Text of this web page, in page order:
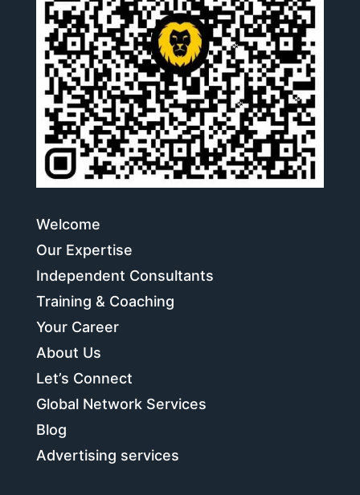
Welcome
Our Expertise
Independent Consultants
Training & Coaching
Your Career
About Us
Let’s Connect
Global Network Services
Blog
Advertising services